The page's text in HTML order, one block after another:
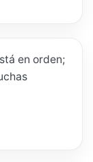
en orden;